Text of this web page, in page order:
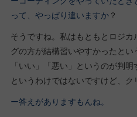
って、やっぱり違いますか？
そうですね。私はもともとロジ
グの方が結構習いやすかったと
「いい」「悪い」というのが判
というわけではないですけど、ク
ー答えがありますもんね。